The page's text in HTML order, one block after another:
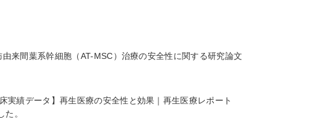
由来間葉系幹細胞（AT-MSC）治療の安全性に関する研究論文
実績データ】再生医療の安全性と効果｜再生医療レポート
。